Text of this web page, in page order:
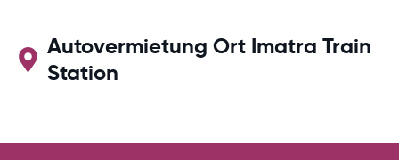
Autovermietung Ort Imatra Train
Station